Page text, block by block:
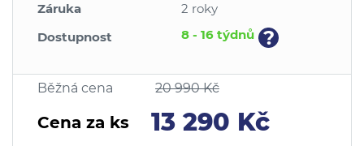
Záruka
2 roky
Dostupnost
8 - 16 týdnů ?
Běžná cena 20 990 Kč
Cena za ks 13 290 Kč